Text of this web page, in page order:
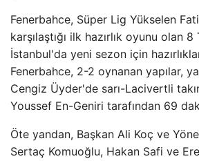
Fenerbahce, Süper Lig Yükselen
karşılaştığı ilk hazırlık oyunu olan
İstanbul'da yeni sezon için
Fenerbahce, 2-2 oynanan yapılar,
Cengiz Üyder'de sarı-Lacivertli
Youssef En-Geniri tarafından 69
Öte yandan, Başkan Ali Koç ve
Sertaç Komuoğlu, Hakan Safi ve